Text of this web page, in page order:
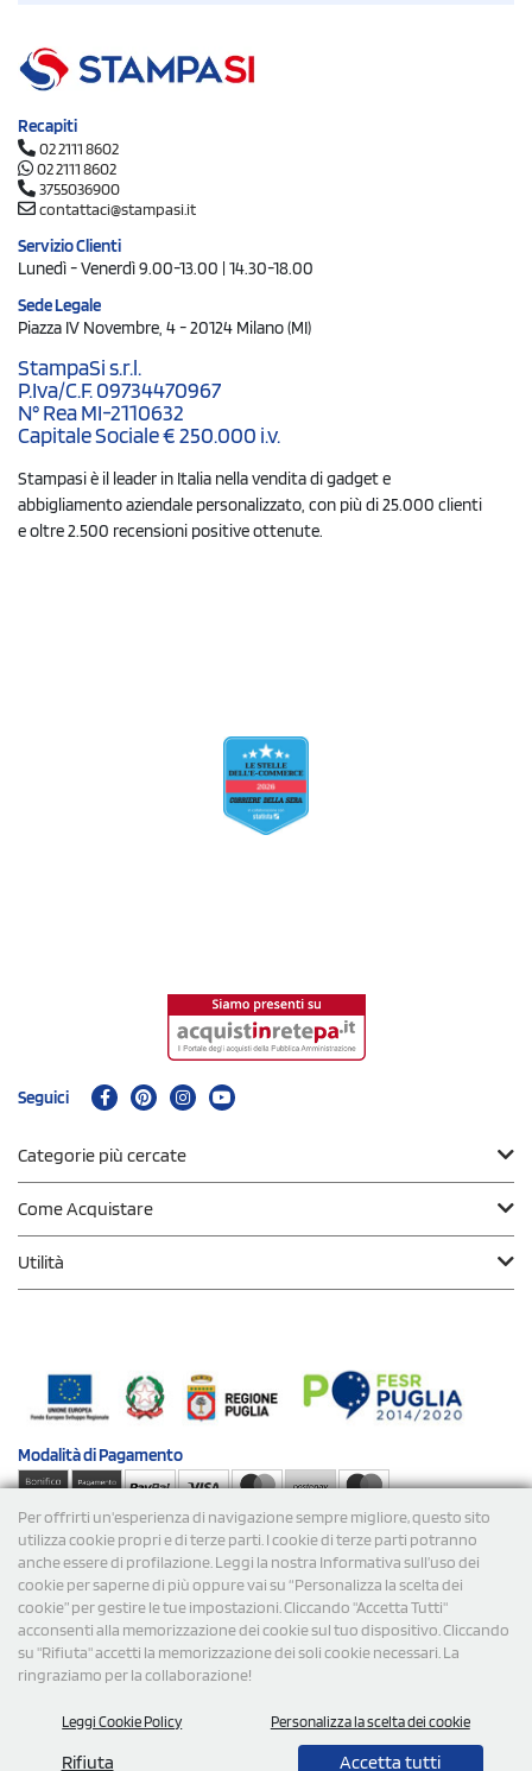
Per offrirti un'esperienza di navigazione sempre migliore, questo sito
utilizza cookie propri e di terze parti. I cookie di terze parti potranno
anche essere di profilazione. Leggi la nostra Informativa sull’uso dei
cookie per saperne di più oppure vai su “Personalizza la scelta dei
cookie” per gestire le tue impostazioni. Cliccando "Accetta Tutti"
acconsenti alla memorizzazione dei cookie sul tuo dispositivo. Cliccando
su "Rifiuta" accetti la memorizzazione dei soli cookie necessari. La
ringraziamo per la collaborazione!
Leggi Cookie Policy Personalizza la scelta dei cookie
Rifiuta Accetta tutti
Recapiti
02 2111 8602
02 2111 8602
3755036900
contattaci@stampasi.it
Servizio Clienti
Lunedì - Venerdì 9.00-13.00 | 14.30-18.00
Sede Legale
Piazza IV Novembre, 4 - 20124 Milano (MI)
StampaSi s.r.l.
P.Iva/C.F. 09734470967
N° Rea MI-2110632
Capitale Sociale € 250.000 i.v.
Stampasi è il leader in Italia nella vendita di gadget e
abbigliamento aziendale personalizzato, con più di 25.000 clienti
e oltre 2.500 recensioni positive ottenute.
Seguici
Categorie più cercate
Come Acquistare
Utilità
Modalità diPagamento
Spedizioni
P.Iva/C.F. 09734470967 - N° Rea MI-2110632